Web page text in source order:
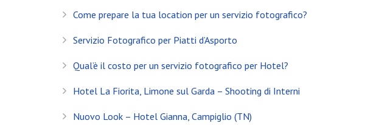
Come prepare la tua location per un servizio fotografico?
Servizio Fotografico per Piatti d’Asporto
Qual’è il costo per un servizio fotografico per Hotel?
Hotel La Fiorita, Limone sul Garda – Shooting di Interni
Nuovo Look – Hotel Gianna, Campiglio (TN)
Servizio Fotografico Immobiliare – Brescia
Con l’arrivo del 2021 inizia anche il decimo anno di attività
Shooting in Limonaia